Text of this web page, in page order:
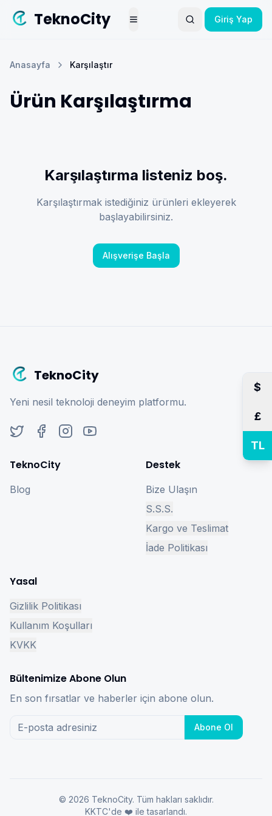
TeknoCity Toggle MenuArama yapGiriş Yap
Anasayfa Karşılaştır
Ürün Karşılaştırma
Karşılaştırma listeniz boş.
Karşılaştırmak istediğiniz ürünleri ekleyerek
başlayabilirsiniz.
Alışverişe Başla
TeknoCity
Yeni nesil teknoloji deneyim platformu.
TeknoCity
Blog
Destek
Bize Ulaşın
S.S.S.
Kargo ve Teslimat
İade Politikası
Yasal
Gizlilik Politikası
Kullanım Koşulları
KVKK
Bültenimize Abone Olun
En son fırsatlar ve haberler için abone olun.
Abone Ol
© 2026 TeknoCity. Tüm hakları saklıdır.
KKTC'de ❤️ ile tasarlandı.
$
£
TL